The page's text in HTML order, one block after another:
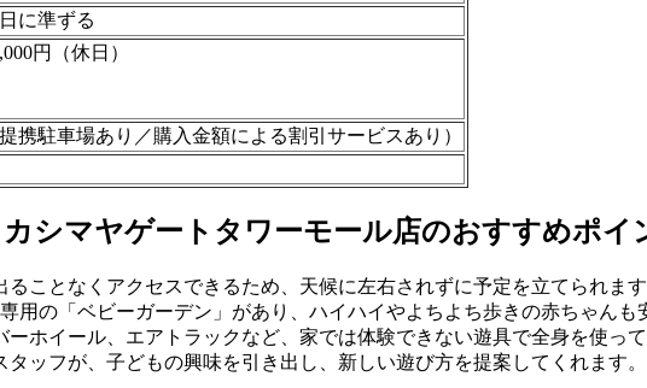
に準ずる
円（休日）
携駐車場あり／購入金額による割引サービスあり）
シマヤゲートタワーモール店のおすすめポイ
ることなくアクセスできるため、天候に左右されずに予定を立てられま
専用の「ベビーガーデン」があり、ハイハイやよちよち歩きの赤ちゃんも
ーホイール、エアトラックなど、家では体験できない遊具で全身を使っ
タッフが、子どもの興味を引き出し、新しい遊び方を提案してくれます。